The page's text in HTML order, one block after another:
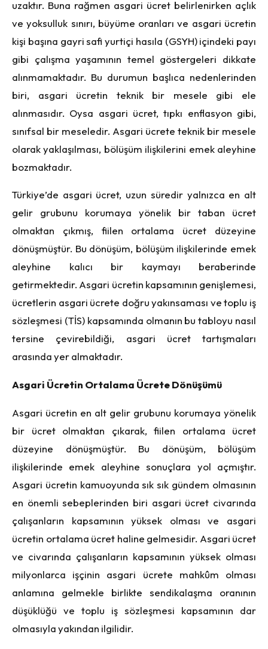
uzaktır. Buna rağmen asgari ücret belirlenirken açlık
ve yoksulluk sınırı, büyüme oranları ve asgari ücretin
kişi başına gayri safi yurtiçi hasıla (GSYH) içindeki payı
gibi çalışma yaşamının temel göstergeleri dikkate
alınmamaktadır. Bu durumun başlıca nedenlerinden
biri, asgari ücretin teknik bir mesele gibi ele
alınmasıdır. Oysa asgari ücret, tıpkı enflasyon gibi,
sınıfsal bir meseledir. Asgari ücrete teknik bir mesele
olarak yaklaşılması, bölüşüm ilişkilerini emek aleyhine
bozmaktadır.
Türkiye’de asgari ücret, uzun süredir yalnızca en alt
gelir grubunu korumaya yönelik bir taban ücret
olmaktan çıkmış, fiilen ortalama ücret düzeyine
dönüşmüştür. Bu dönüşüm, bölüşüm ilişkilerinde emek
aleyhine kalıcı bir kaymayı beraberinde
getirmektedir. Asgari ücretin kapsamının genişlemesi,
ücretlerin asgari ücrete doğru yakınsaması ve toplu iş
sözleşmesi (TİS) kapsamında olmanın bu tabloyu nasıl
tersine çevirebildiği, asgari ücret tartışmaları
arasında yer almaktadır.
Asgari Ücretin Ortalama Ücrete Dönüşümü
Asgari ücretin en alt gelir grubunu korumaya yönelik
bir ücret olmaktan çıkarak, fiilen ortalama ücret
düzeyine dönüşmüştür. Bu dönüşüm, bölüşüm
ilişkilerinde emek aleyhine sonuçlara yol açmıştır.
Asgari ücretin kamuoyunda sık sık gündem olmasının
en önemli sebeplerinden biri asgari ücret civarında
çalışanların kapsamının yüksek olması ve asgari
ücretin ortalama ücret haline gelmesidir. Asgari ücret
ve civarında çalışanların kapsamının yüksek olması
milyonlarca işçinin asgari ücrete mahkûm olması
anlamına gelmekle birlikte sendikalaşma oranının
düşüklüğü ve toplu iş sözleşmesi kapsamının dar
olmasıyla yakından ilgilidir.